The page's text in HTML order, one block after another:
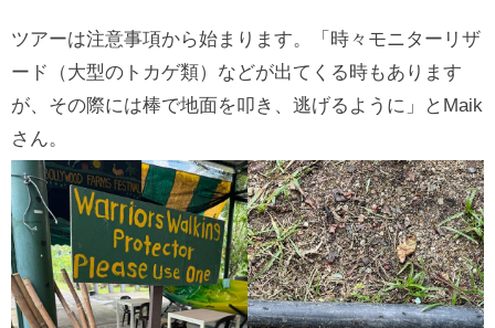
ツアーは注意事項から始まります。「時々モニターリザ
ード（大型のトカゲ類）などが出てくる時もあります
が、その際には棒で地面を叩き、逃げるように」とMaik
さん。